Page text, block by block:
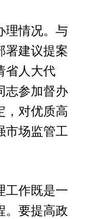
情况。与
署建议提案
省人大代
志参加督办
，对优质高
市场监管工
作既是一
。要提高政